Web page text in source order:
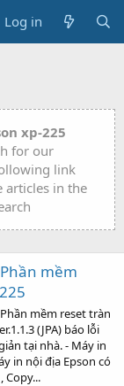
Log in
xp-225
for our
link
articles in the
mềm
mềm reset tràn
(JPA) báo lỗi
tại nhà. - Máy in
in nội địa Epson có
Copy...